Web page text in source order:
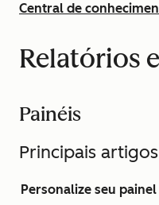
Central de
Relatórios
Painéis
Principais artigos
Personalize seu painel